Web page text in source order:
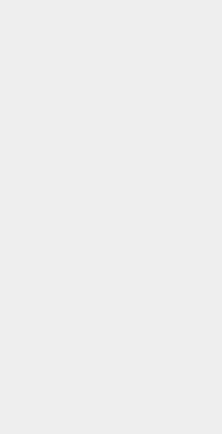
por nosotros o
utilizarlas para
cookies, tu